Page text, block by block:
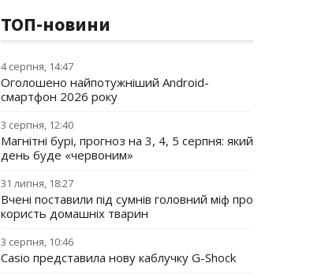
ТОП-новини
4 серпня, 14:47
Оголошено найпотужніший Android-
смартфон 2026 року
3 серпня, 12:40
Магнітні бурі, прогноз на 3, 4, 5 серпня: який
день буде «червоним»
31 липня, 18:27
Вчені поставили під сумнів головний міф про
користь домашніх тварин
3 серпня, 10:46
Casio представила нову каблучку G-Shock